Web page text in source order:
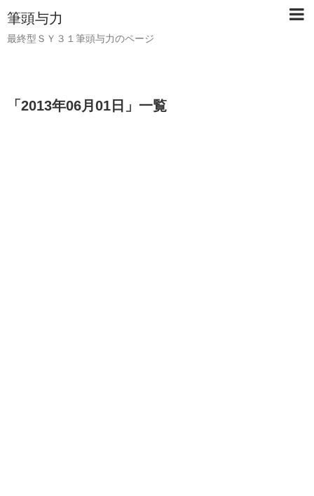
筆頭与力
最終型ＳＹ３１筆頭与力のページ
「 2013年06月01日 」 一覧